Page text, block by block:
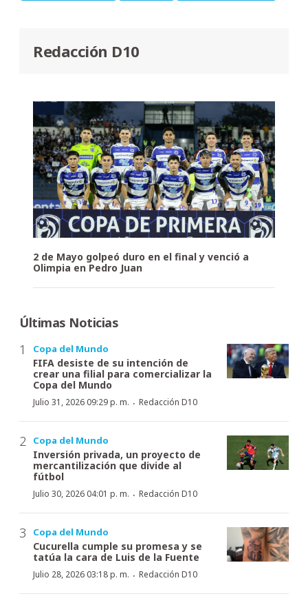
Redacción D10
2 de Mayo golpeó duro en el final y venció a
Olimpia en Pedro Juan
Últimas Noticias
Copa del Mundo
FIFA desiste de su intención de
crear una filial para comercializar la
Copa del Mundo
Julio 31, 2026 09:29 p. m. · Redacción D10
Copa del Mundo
Inversión privada, un proyecto de
mercantilización que divide al
fútbol
Julio 30, 2026 04:01 p. m. · Redacción D10
Copa del Mundo
Cucurella cumple su promesa y se
tatúa la cara de Luis de la Fuente
Julio 28, 2026 03:18 p. m. · Redacción D10